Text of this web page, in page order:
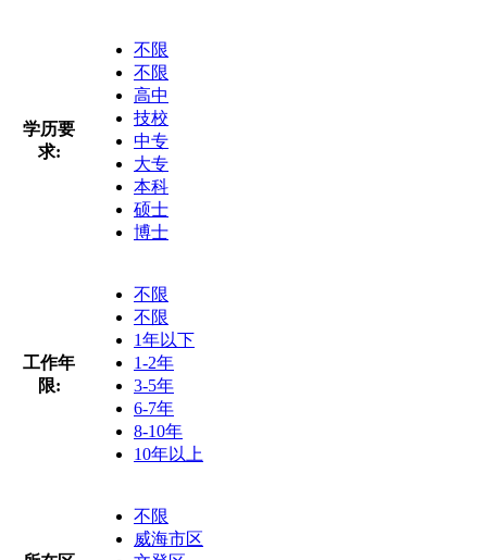
学历要
求:
不限
不限
高中
技校
中专
大专
本科
硕士
博士
工作年
限:
不限
不限
1年以下
1-2年
3-5年
6-7年
8-10年
10年以上
不限
威海市区